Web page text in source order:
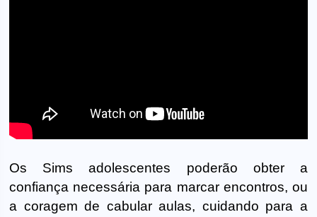
Os Sims adolescentes poderão obter a
confiança necessária para marcar encontros, ou
a coragem de cabular aulas, cuidando para a